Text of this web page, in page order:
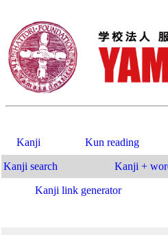
Kanji Kun reading
Kanji search Kanji +
Kanji link generator